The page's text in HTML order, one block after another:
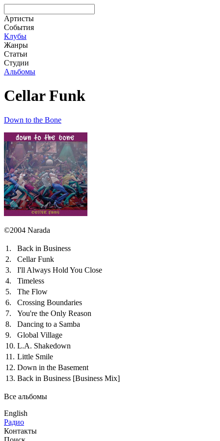
Артисты
События
Клубы
Жанры
Статьи
Студии
Альбомы
Cellar Funk
Down to the Bone
©2004 Narada
1.
Back in Business
2.
Cellar Funk
3.
I'll Always Hold You Close
4.
Timeless
5.
The Flow
6.
Crossing Boundaries
7.
You're the Only Reason
8.
Dancing to a Samba
9.
Global Village
10. L.A. Shakedown
11. Little Smile
12. Down in the Basement
13. Back in Business [Business Mix]
Все альбомы
English
Радио
Контакты